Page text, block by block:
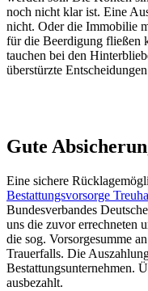
noch nicht klar ist. Eine
nicht. Oder die Immobilie
für die Beerdigung fließen
tauchen bei den
überstürzte
Gute
Eine sichere
Bestattungsvorsorge
Bundesverbandes
uns die zuvor errechneten
die sog. Vorsorgesumme
Trauerfalls. Die
Bestattungsunternehmen.
ausbezahlt.